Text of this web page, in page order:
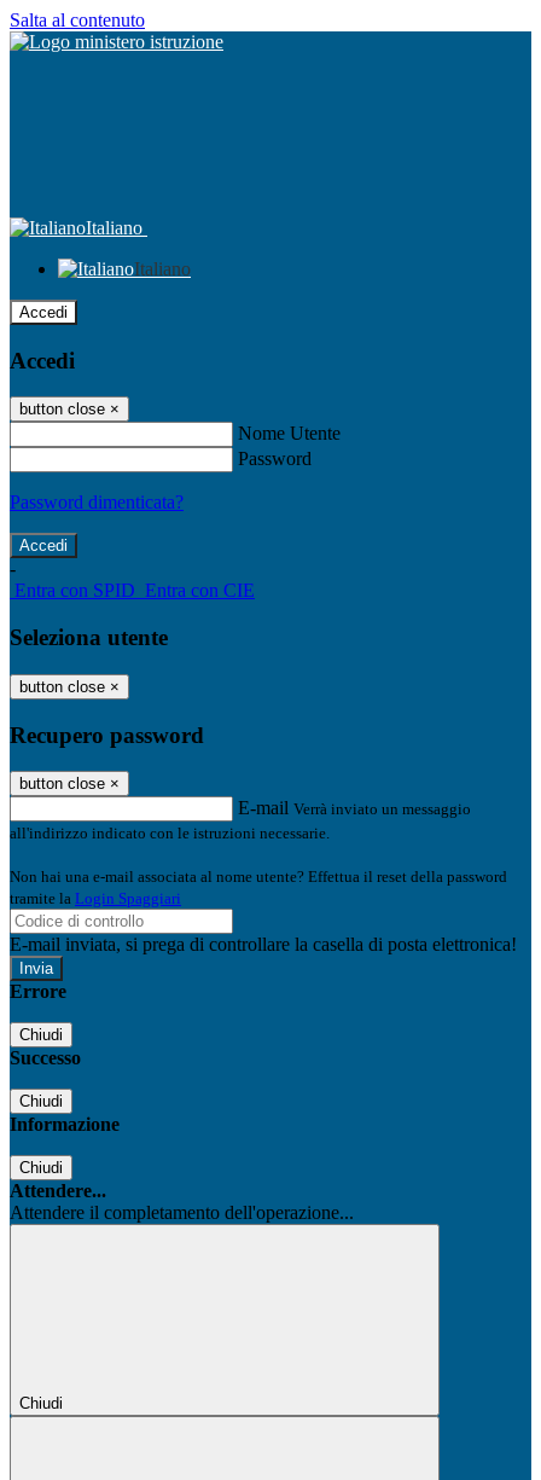
Salta al contenuto
Italiano
Italiano
Accedi
Accedi
button close ×
Nome Utente
Password
Password dimenticata?
-
Entra con SPID Entra con CIE
Seleziona utente
button close ×
Recupero password
button close ×
E-mail Verrà inviato un messaggio
all'indirizzo indicato con le istruzioni necessarie.
Non hai una e-mail associata al nome utente? Effettua il reset della password
tramite la Login Spaggiari
E-mail inviata, si prega di controllare la casella di posta elettronica!
Errore
Chiudi
Successo
Chiudi
Informazione
Chiudi
Attendere...
Attendere il completamento dell'operazione...
Chiudi